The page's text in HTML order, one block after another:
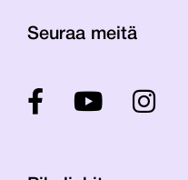
Seuraa meitä